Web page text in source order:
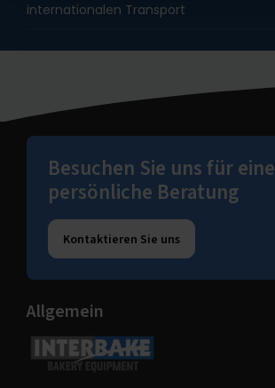
internationalen Transport
Besuchen Sie uns für eine
persönliche Beratung
Kontaktieren Sie uns
Allgemein